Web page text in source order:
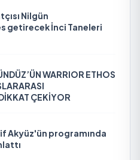
Nilgün
getirecek İnci Taneleri
WARRIOR ETHOS
ÇEKİYOR
Akyüz'ün programında